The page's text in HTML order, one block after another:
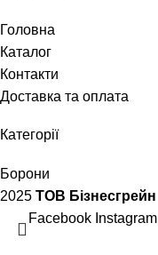
Головна
Каталог
Контакти
Доставка та оплата
Категорії
Борони
2025 ТОВ Бізнесгрейн
Facebook Instagram